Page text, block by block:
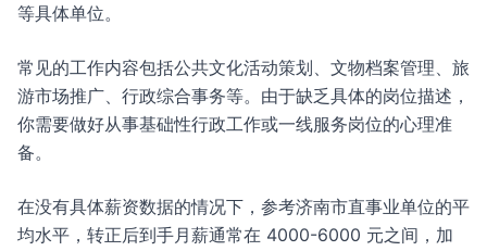
等具体单位。
常见的工作内容包括公共文化活动策划、文物档案管理、旅
游市场推广、行政综合事务等。由于缺乏具体的岗位描述，
你需要做好从事基础性行政工作或一线服务岗位的心理准
备。
在没有具体薪资数据的情况下，参考济南市直事业单位的平
均水平，转正后到手月薪通常在 4000-6000 元之间，加